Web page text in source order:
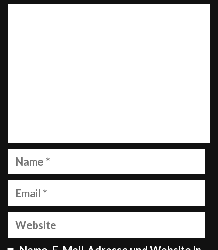
Name
Email
Website